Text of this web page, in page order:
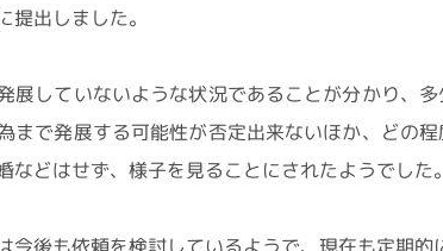
提出しました。
展していないような状況であることが分かり、
まで発展する可能性が否定出来ないほか、どの
などはせず、様子を見ることにされたようでした。